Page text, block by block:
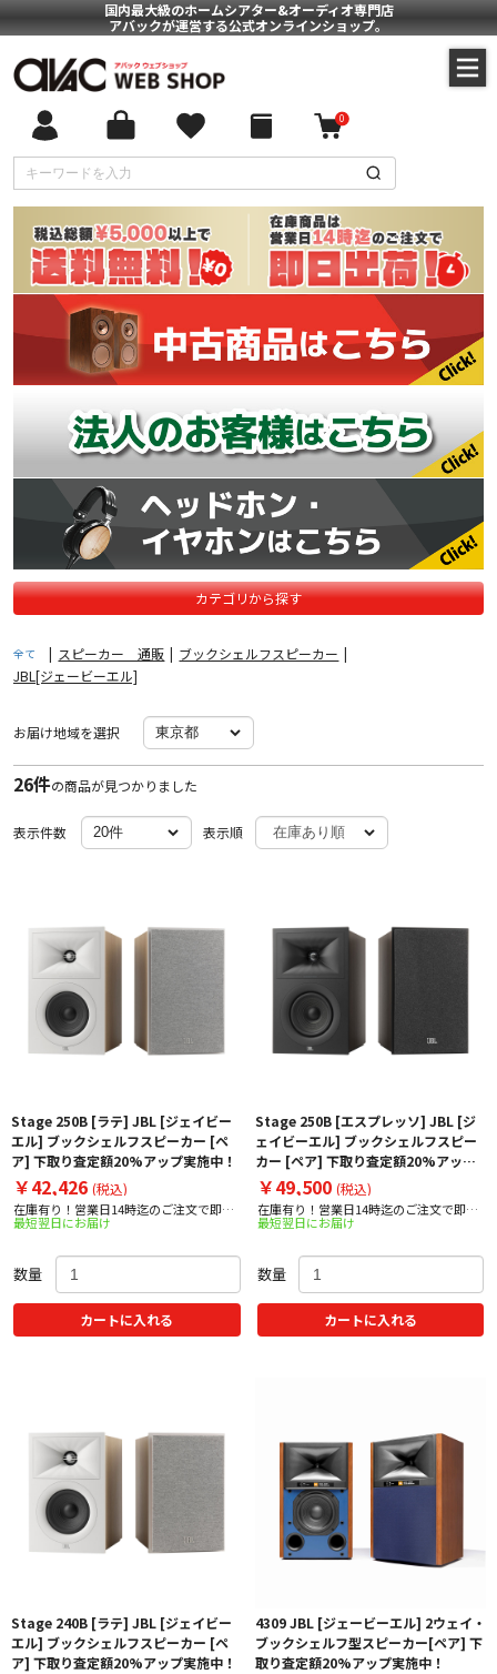
国内最大級のホームシアター&オーディオ専門店
アバックが運営する公式オンラインショップ。
0
カテゴリから探す
全て | スピーカー 通販 | ブックシェルフスピーカー |
JBL[ジェービーエル]
お届け地域を選択
26件の商品が見つかりました
表示件数 表示順
Stage 250B [ラテ] JBL [ジェイビー
エル] ブックシェルフスピーカー [ペ
ア] 下取り査定額20%アップ実施中！
￥42,426 (税込)
在庫有り！営業日14時迄のご注文で即日
出荷！
最短翌日にお届け
数量
カートに入れる
Stage 250B [エスプレッソ] JBL [ジ
ェイビーエル] ブックシェルフスピー
カー [ペア] 下取り査定額20%アップ
実施中！
￥49,500 (税込)
在庫有り！営業日14時迄のご注文で即日
出荷！
最短翌日にお届け
数量
カートに入れる
Stage 240B [ラテ] JBL [ジェイビー
エル] ブックシェルフスピーカー [ペ
ア] 下取り査定額20%アップ実施中！
4309 JBL [ジェービーエル] 2ウェイ・
ブックシェルフ型スピーカー[ペア] 下
取り査定額20%アップ実施中！